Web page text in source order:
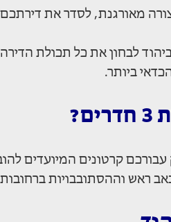
מאורגנת, לסדר את
לבחון את כל תכולת
ביותר.
קרטונים המיועדים
ראש וההסתובבויות ברחובות